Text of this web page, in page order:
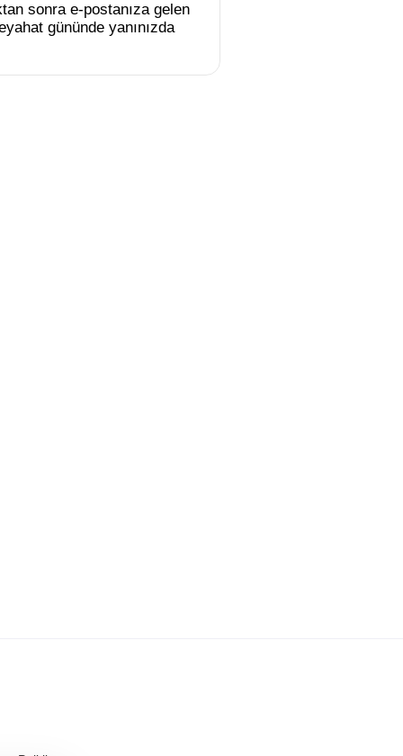
sonra e-postanıza gelen
gününde yanınızda